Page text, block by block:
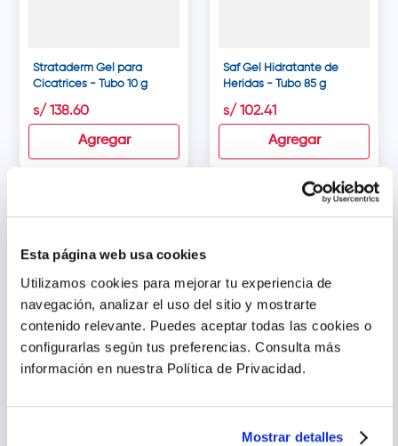
Esta página web usa cookies
Utilizamos cookies para mejorar tu experiencia de
navegación, analizar el uso del sitio y mostrarte
contenido relevante. Puedes aceptar todas las cookies o
configurarlas según tus preferencias. Consulta más
información en nuestra Política de Privacidad.
Mostrar detalles
Strataderm Gel para
Cicatrices - Tubo 10 g
s/ 138.60
Agregar
Saf Gel Hidratante de
Heridas - Tubo 85 g
s/ 102.41
Agregar
Silver Care Ag Gel - Tubo
Prontosan Solución para
134